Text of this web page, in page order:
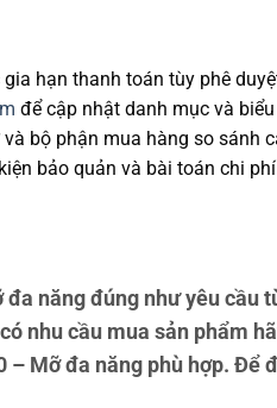
hạn thanh toán tùy phê
để cập nhật danh mục và
bộ phận mua hàng so sánh
bảo quản và bài toán chi
năng đúng như yêu cầu
nhu cầu mua sản phẩm
Mỡ đa năng phù hợp. Để